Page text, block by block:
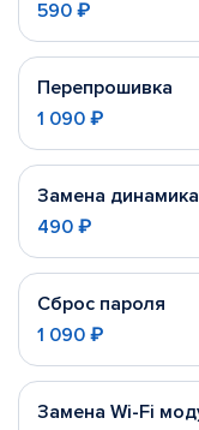
590 ₽
Перепрошивка
1 090 ₽
Замена динамика
490 ₽
Сброс пароля
1 090 ₽
Замена Wi-Fi